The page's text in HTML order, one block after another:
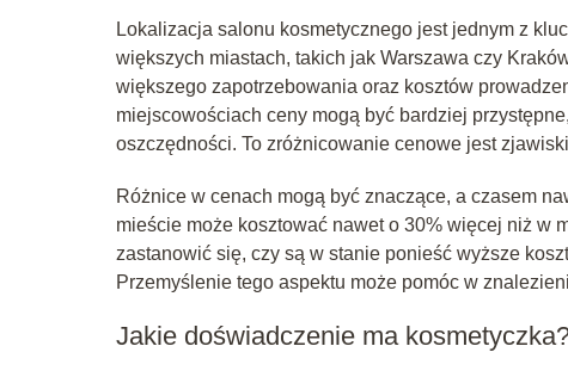
Lokalizacja salonu kosmetycznego jest jednym z
większych miastach, takich jak Warszawa czy
większego zapotrzebowania oraz kosztów
miejscowościach ceny mogą być bardziej
oszczędności. To zróżnicowanie cenowe jest
Różnice w cenach mogą być znaczące, a czasem
mieście może kosztować nawet o 30% więcej niż w
zastanowić się, czy są w stanie ponieść wyższe
Przemyślenie tego aspektu może pomóc w
Jakie doświadczenie ma